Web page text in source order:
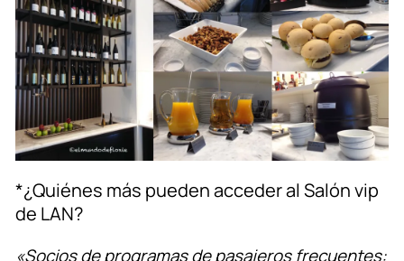
*¿Quiénes más pueden acceder al Salón vip
de LAN?
«Socios de programas de pasajeros frecuentes: